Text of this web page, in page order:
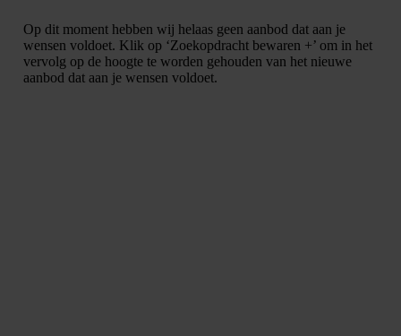
Op dit moment hebben wij helaas geen aanbod dat aan je
wensen voldoet. Klik op ‘Zoekopdracht bewaren +’ om in het
vervolg op de hoogte te worden gehouden van het nieuwe
aanbod dat aan je wensen voldoet.